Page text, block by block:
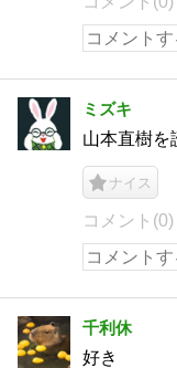
ミズキ
山本直樹を
ナイス
コメント(0)
千利休
好き